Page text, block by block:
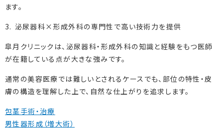
ます。
3. 泌尿器科×形成外科の専門性で高い技術力を提供
皐月クリニックは、泌尿器科・形成外科の知識と経験をもつ医師
が在籍している点が大きな強みです。
通常の美容医療では難しいとされるケースでも、部位の特性・皮
膚の構造を理解した上で、自然な仕上がりを追求します。
包茎手術・治療
男性器形成（増大術）